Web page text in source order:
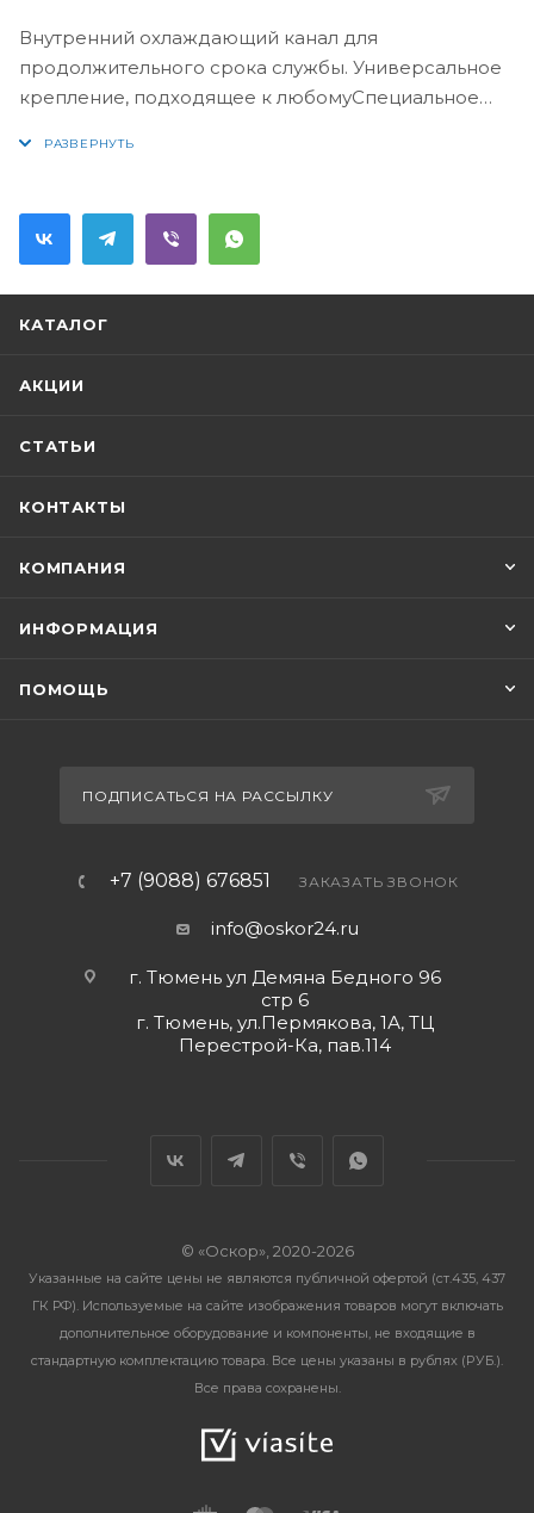
Внутренний охлаждающий канал для
продолжительного срока службы. Универсальное
крепление, подходящее к любомуСпециальное
КАТАЛОГ
АКЦИИ
СТАТЬИ
КОНТАКТЫ
КОМПАНИЯ
ИНФОРМАЦИЯ
ПОМОЩЬ
ПОДПИСАТЬСЯ НА РАССЫЛКУ
+7 (9088) 676851 ЗАКАЗАТЬ ЗВОНОК
info@oskor24.ru
г. Тюмень ул Демяна Бедного 96
стр 6
г. Тюмень, ул.Пермякова, 1А, ТЦ
Перестрой-Ка, пав.114
© «Оскор», 2020-2026
Указанные на сайте цены не являются публичной офертой (ст.435, 437
ГК РФ). Используемые на сайте изображения товаров могут включать
дополнительное оборудование и компоненты, не входящие в
стандартную комплектацию товара. Все цены указаны в рублях (PУБ.).
Все права сохранены.